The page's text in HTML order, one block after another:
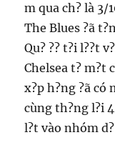
m qua ch? là 3/
The Blues ?ã
Qu? ?? t?i l??t
Chelsea t? m?t
x?p h?ng ?ã có
cùng th?ng l?i
l?t vào nhóm